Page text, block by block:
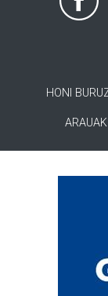
HONI
ARAUAK